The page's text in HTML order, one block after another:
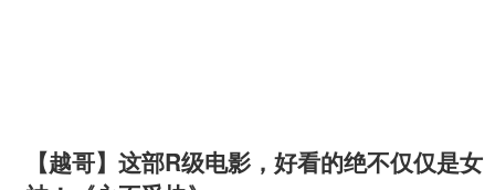
【越哥】这部R级电影，好看的绝不仅仅是女